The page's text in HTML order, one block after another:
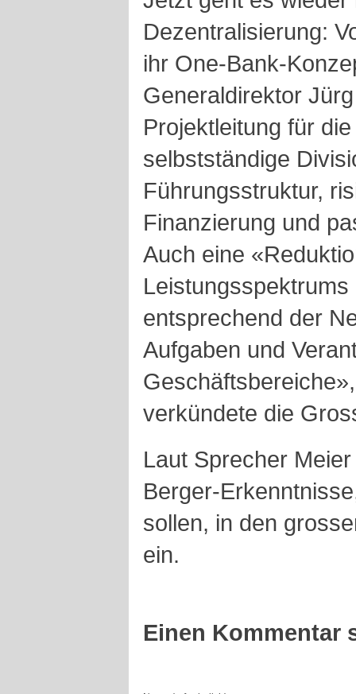
Dezentralisierung:
ihr One-Bank-
Generaldirektor
Projektleitung für
selbstständige
Führungsstruktur,
Finanzierung und
Auch eine
entsprechend der
Aufgaben und
verkündete die
Laut Sprecher
Berger-
sollen, in den
ein.
Einen Kommentar